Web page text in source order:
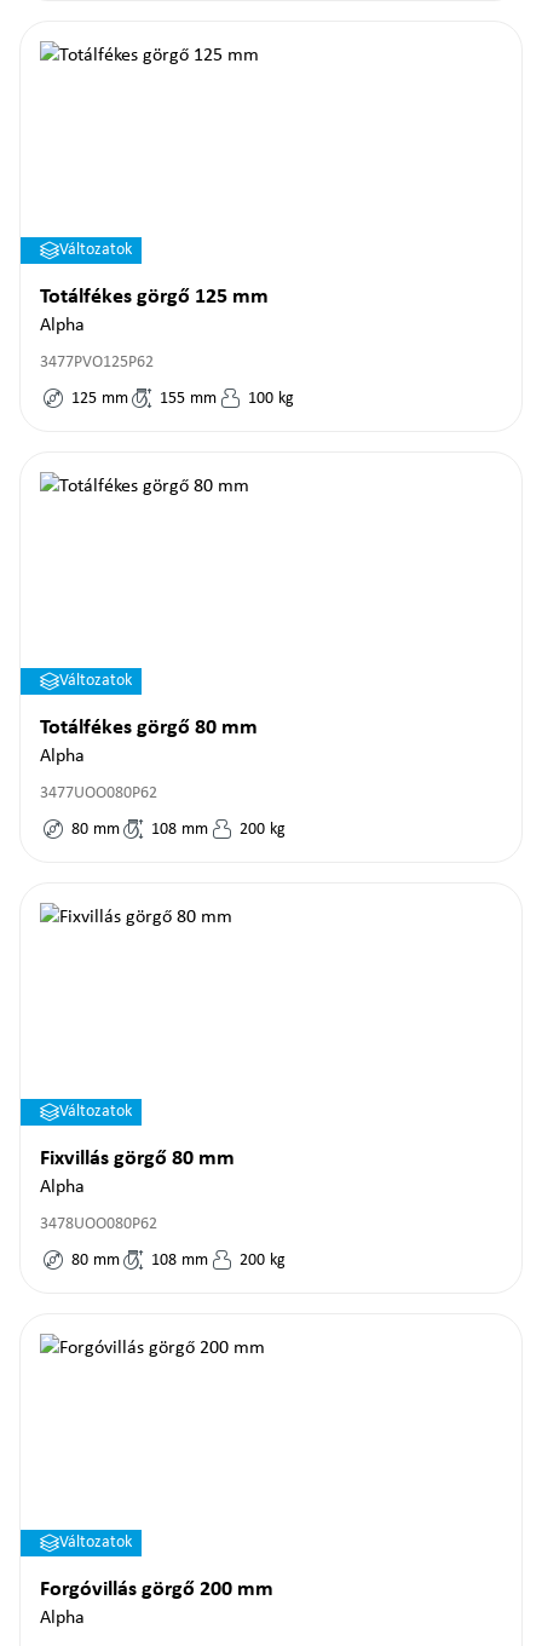
Változatok
Totálfékes görgő 125 mm
Alpha
3477PVO125P62
125 mm 155 mm 100 kg
Változatok
Totálfékes görgő 80 mm
Alpha
3477UOO080P62
80 mm 108 mm 200 kg
Változatok
Fixvillás görgő 80 mm
Alpha
3478UOO080P62
80 mm 108 mm 200 kg
Változatok
Forgóvillás görgő 200 mm
Alpha